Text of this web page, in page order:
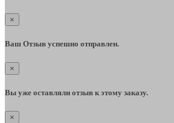
×
Ваш Отзыв успешно отправлен.
×
Вы уже оставляли отзыв к этому заказу.
×